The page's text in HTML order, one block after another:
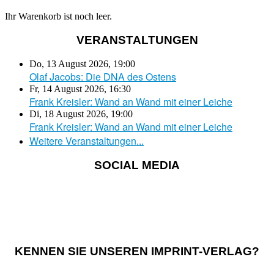
Ihr Warenkorb ist noch leer.
VERANSTALTUNGEN
Do, 13 August 2026, 19:00
Olaf Jacobs: Die DNA des Ostens
Fr, 14 August 2026, 16:30
Frank Kreisler: Wand an Wand mit einer Leiche
Di, 18 August 2026, 19:00
Frank Kreisler: Wand an Wand mit einer Leiche
Weitere Veranstaltungen...
SOCIAL MEDIA
KENNEN SIE UNSEREN IMPRINT-VERLAG?